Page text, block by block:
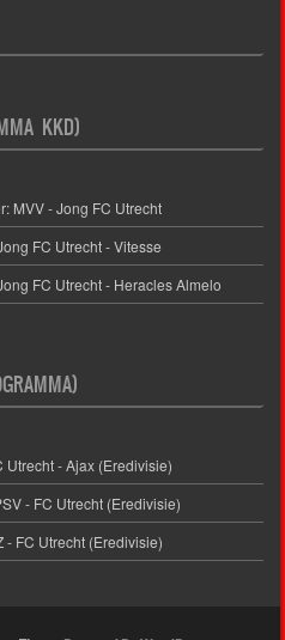
KKD)
MVV - Jong FC Utrecht
FC Utrecht - Vitesse
FC Utrecht - Heracles Almelo
- Ajax (Eredivisie)
- FC Utrecht (Eredivisie)
FC Utrecht (Eredivisie)